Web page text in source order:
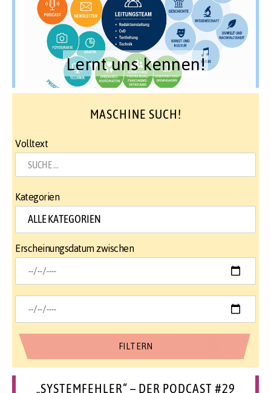
Lernt uns kennen!
MASCHINE SUCH!
Volltext
Kategorien
Erscheinungsdatum zwischen
„SYSTEMFEHLER“ – DER PODCAST #29